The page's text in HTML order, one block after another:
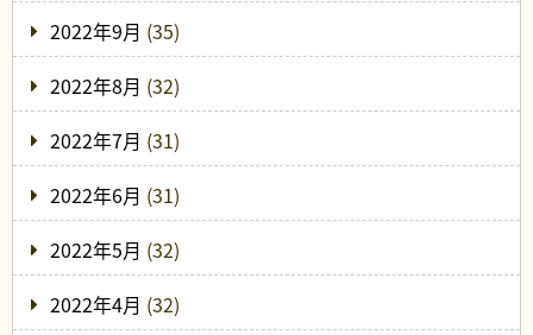
2022年9月 (35)
2022年8月 (32)
2022年7月 (31)
2022年6月 (31)
2022年5月 (32)
2022年4月 (32)